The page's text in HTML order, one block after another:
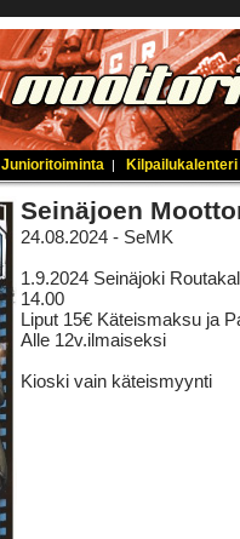
Junioritoiminta | Kilpailukalenteri
Seinäjoen
24.08.2024 - SeMK
1.9.2024 Seinäjoki
14.00
Liput 15€ Käteismaksu ja
Alle 12v.ilmaiseksi
Kioski vain käteismyynti